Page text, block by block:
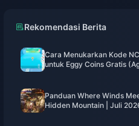
Rekomendasi Berita
Cara Menukarkan Kode
untuk Eggy Coins Gratis
Panduan Where Winds
Hidden Mountain | Juli